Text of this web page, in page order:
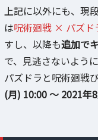
上記に以外にも、現
は呪術廻戦 × パズド
すし、以降も追加で
で、見逃さないよう
パズドラと呪術廻戦
(月) 10:00 ～ 2021年